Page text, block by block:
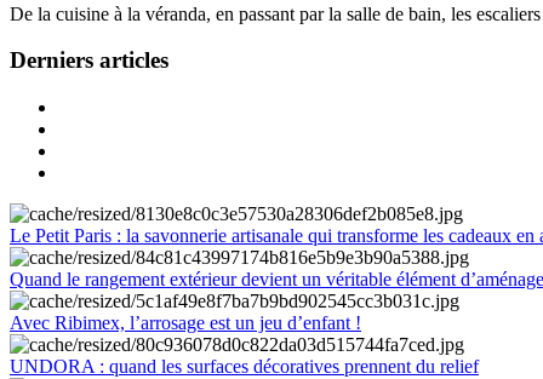
De la cuisine à la véranda, en passant par la salle de bain, les
Derniers articles
Le Petit Paris : la savonnerie artisanale qui transforme les cadeaux en
Quand le rangement extérieur devient un véritable élément
Avec Ribimex, l’arrosage est un jeu d’enfant !
UNDORA : quand les surfaces décoratives prennent du relief